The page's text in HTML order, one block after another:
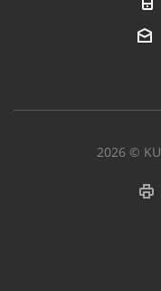
2026 ©